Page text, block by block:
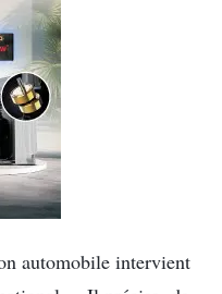
automobile intervient